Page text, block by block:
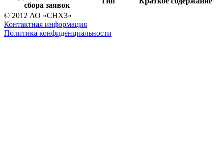
сбора заявок
© 2012 АО «СНХЗ»
Контактная информация
Политика конфиденциальности